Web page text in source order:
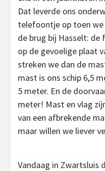
Dat leverde ons
telefoontje op toen
de brug bij Hasselt:
op de gevoelige plaat
streken we dan de
mast is ons schip 6,5
5 meter. En de
meter! Mast en vlag
van een afbrekende
maar willen we liever
Vandaag in Zwartsluis